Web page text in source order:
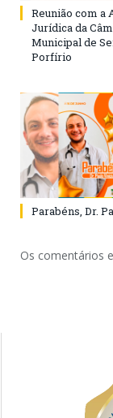
Reunião com a
Jurídica da
Municipal de
Porfírio
Parabéns, Dr.
Os comentários